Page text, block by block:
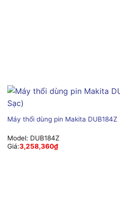
Máy thổi dùng pin Makita DUB184Z
Model: DUB184Z
Giá:3,258,360₫